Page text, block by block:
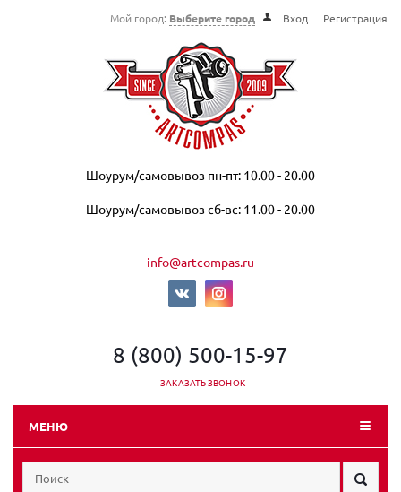
Мой город: Выберите город Вход Регистрация
Шоурум/самовывоз пн-пт: 10.00 - 20.00
Шоурум/самовывоз сб-вс: 11.00 - 20.00
info@artcompas.ru
8 (800) 500-15-97
ЗАКАЗАТЬ ЗВОНОК
МЕНЮ